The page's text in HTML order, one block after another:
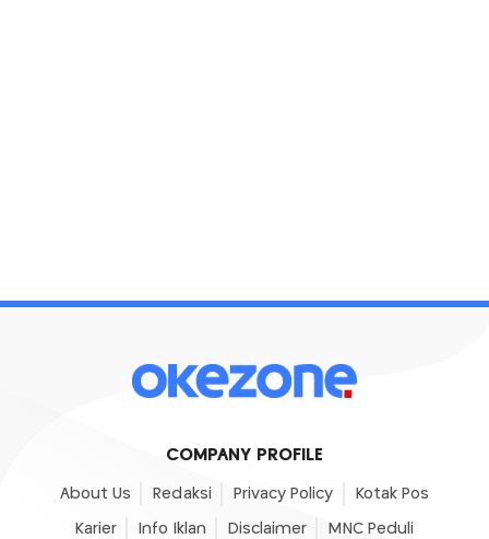
COMPANY PROFILE
About Us Redaksi Privacy Policy Kotak Pos
Karier Info Iklan Disclaimer MNC Peduli